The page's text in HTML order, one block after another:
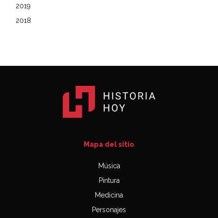
2019
2018
Mapa del sitio
Música
Pintura
Medicina
Personajes